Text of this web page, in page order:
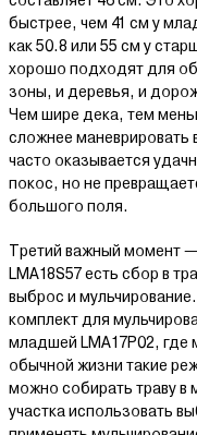
быстрее, чем 41 см у
как 50.8 или 55 см у
хорошо подходят для
зоны, и деревья, и
Чем шире дека, тем
сложнее маневрировать
часто оказывается
покос, но не
большого поля.
Третий важный момент
LMA18S57 есть сбор в
выброс и
комплект для
младшей LMA17P02, где
обычной жизни такие
можно собирать траву в
участка использовать